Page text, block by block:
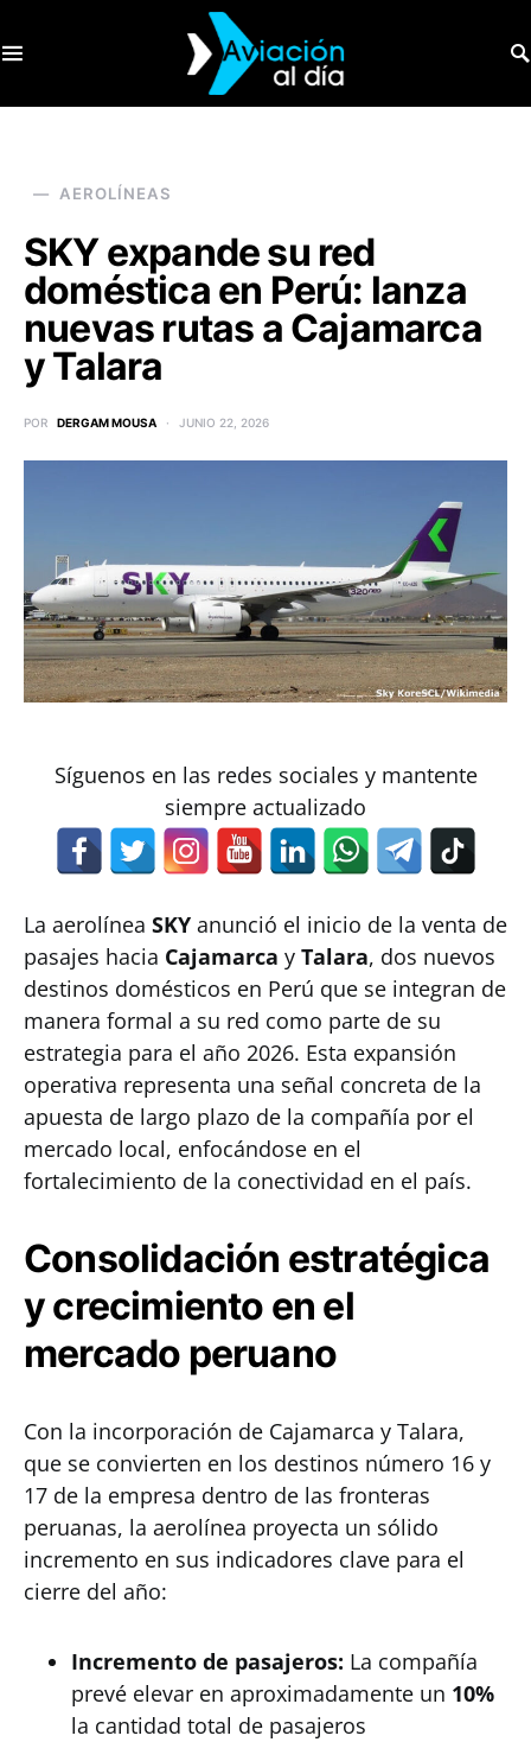
AEROLÍNEAS
SKY expande su red
doméstica en Perú: lanza
nuevas rutas a Cajamarca
y Talara
POR DERGAM MOUSA JUNIO 22, 2026
Síguenos en las redes sociales y mantente
siempre actualizado
La aerolínea SKY anunció el inicio de la venta de
pasajes hacia Cajamarca y Talara, dos nuevos
destinos domésticos en Perú que se integran de
manera formal a su red como parte de su
estrategia para el año 2026. Esta expansión
operativa representa una señal concreta de la
apuesta de largo plazo de la compañía por el
mercado local, enfocándose en el
fortalecimiento de la conectividad en el país.
Consolidación estratégica
y crecimiento en el
mercado peruano
Con la incorporación de Cajamarca y Talara,
que se convierten en los destinos número 16 y
17 de la empresa dentro de las fronteras
peruanas, la aerolínea proyecta un sólido
incremento en sus indicadores clave para el
cierre del año:
Incremento de pasajeros: La compañía
prevé elevar en aproximadamente un 10%
la cantidad total de pasajeros